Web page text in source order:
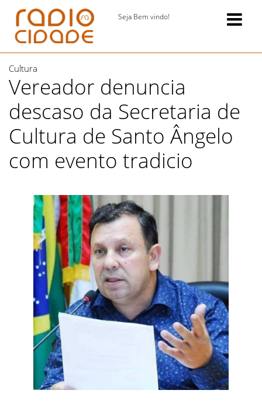
Seja Bem vindo!
Cultura
Vereador denuncia
descaso da Secretaria de
Cultura de Santo Ângelo
com evento tradicio